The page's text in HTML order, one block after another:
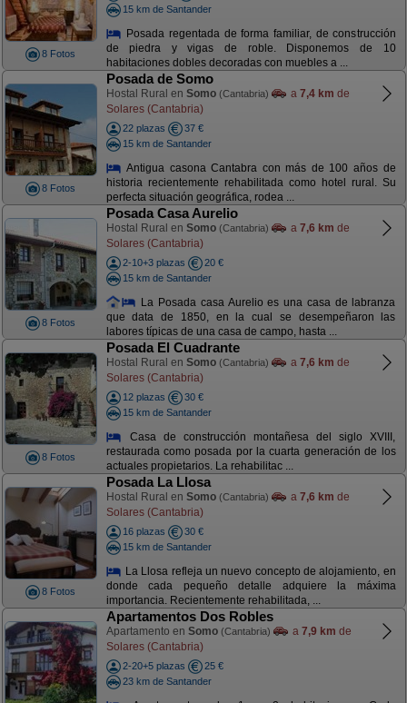
8 Fotos
15 km de Santander
Posada regentada de forma familiar, de construcción
de piedra y vigas de roble. Disponemos de 10
habitaciones dobles decoradas con muebles a ...
8 Fotos
Posada de Somo
Hostal Rural en Somo (Cantabria) a 7,4 km de
Solares (Cantabria)
22 plazas
37 €
15 km de Santander
Antigua casona Cantabra con más de 100 años de
historia recientemente rehabilitada como hotel rural. Su
perfecta situación geográfica, rodea ...
8 Fotos
Posada Casa Aurelio
Hostal Rural en Somo (Cantabria) a 7,6 km de
Solares (Cantabria)
2-10+3 plazas
20 €
15 km de Santander
La Posada casa Aurelio es una casa de labranza
que data de 1850, en la cual se desempeñaron las
labores típicas de una casa de campo, hasta ...
8 Fotos
Posada El Cuadrante
Hostal Rural en Somo (Cantabria) a 7,6 km de
Solares (Cantabria)
12 plazas
30 €
15 km de Santander
Casa de construcción montañesa del siglo XVIII,
restaurada como posada por la cuarta generación de los
actuales propietarios. La rehabilitac ...
8 Fotos
Posada La Llosa
Hostal Rural en Somo (Cantabria) a 7,6 km de
Solares (Cantabria)
16 plazas
30 €
15 km de Santander
La Llosa refleja un nuevo concepto de alojamiento, en
donde cada pequeño detalle adquiere la máxima
importancia. Recientemente rehabilitada, ...
Apartamentos Dos Robles
Apartamento en Somo (Cantabria) a 7,9 km de
Solares (Cantabria)
2-20+5 plazas
25 €
23 km de Santander